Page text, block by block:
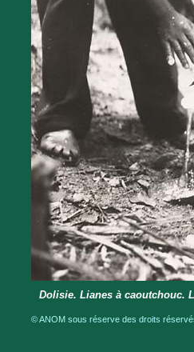
Dolisie. Lianes à caoutchouc.
© ANOM sous réserve des droits